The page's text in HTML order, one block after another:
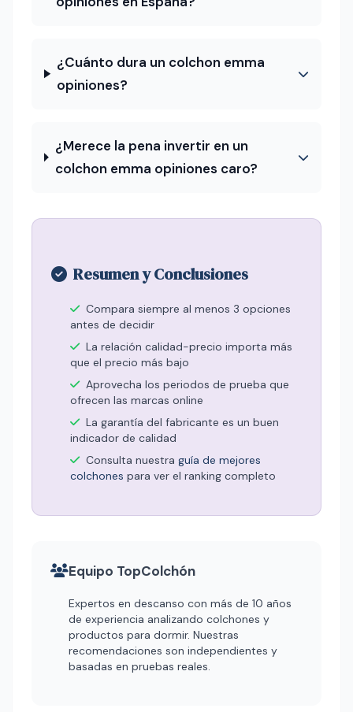
¿Cuánto dura un colchon emma
opiniones?
¿Merece la pena invertir en un
colchon emma opiniones caro?
Resumen y Conclusiones
Compara siempre al menos 3 opciones
antes de decidir
La relación calidad-precio importa más
que el precio más bajo
Aprovecha los periodos de prueba que
ofrecen las marcas online
La garantía del fabricante es un buen
indicador de calidad
Consulta nuestra guía de mejores
colchones para ver el ranking completo
Equipo TopColchón
Expertos en descanso con más de 10 años
de experiencia analizando colchones y
productos para dormir. Nuestras
recomendaciones son independientes y
basadas en pruebas reales.